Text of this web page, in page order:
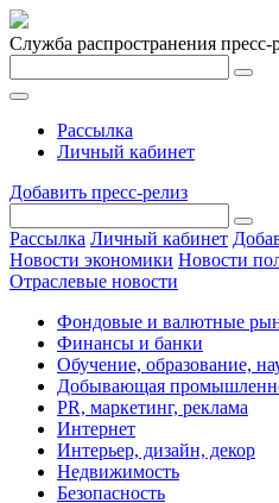
Служба распространения пресс-
Рассылка
Личный кабинет
Добавить пресс-релиз
Рассылка Личный кабинет
Новости экономики Новости
Отраслевые новости
Фондовые и валютные
Финансы и банки
Обучение, образование,
Добывающая
PR, маркетинг, реклама
Интернет
Интерьер, дизайн, декор
Недвижимость
Безопасность